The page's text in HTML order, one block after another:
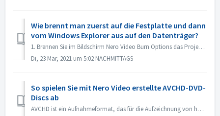
Wie brennt man zuerst auf die Festplatte und dann
vom Windows Explorer aus auf den Datenträger?
1. Brennen Sie im Bildschirm Nero Video Burn Options das Projekt in einen Festplattenordner. Wenn das Brennen erfolgreich war, verwenden Sie zum Brennen ...
Di, 23 Mär, 2021 um 5:02 NACHMITTAGS
So spielen Sie mit Nero Video erstellte AVCHD-DVD-
Discs ab
AVCHD ist ein Aufnahmeformat, das für die Aufzeichnung von hochauflösenden Videos auf Medien wie beschreibbare DVD-Medien, Festplatten und Speicherkarten en...